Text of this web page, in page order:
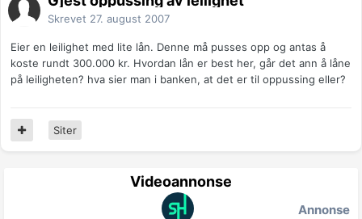
Skrevet 27. august 2007
Eier en leilighet med lite lån. Denne må pusses opp og antas å
koste rundt 300.000 kr. Hvordan lån er best her, går det ann å låne
på leiligheten? hva sier man i banken, at det er til oppussing eller?
Siter
Videoannonse
Annonse